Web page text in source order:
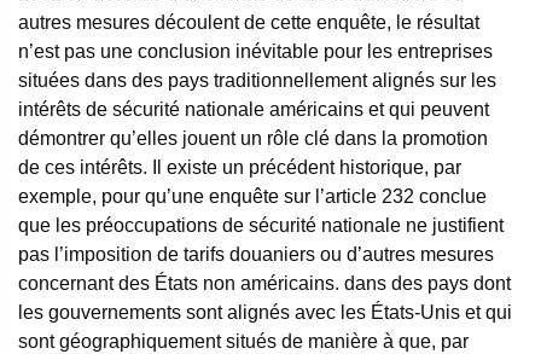
autres mesures découlent de cette enquête, le résultat
n’est pas une conclusion inévitable pour les entreprises
situées dans des pays traditionnellement alignés sur les
intérêts de sécurité nationale américains et qui peuvent
démontrer qu’elles jouent un rôle clé dans la promotion
de ces intérêts. Il existe un précédent historique, par
exemple, pour qu’une enquête sur l’article 232 conclue
que les préoccupations de sécurité nationale ne justifient
pas l’imposition de tarifs douaniers ou d’autres mesures
concernant des États non américains. dans des pays dont
les gouvernements sont alignés avec les États-Unis et qui
sont géographiquement situés de manière à que, par